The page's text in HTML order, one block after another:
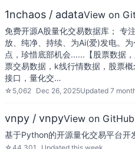
1nchaos / adataView on
免费开源A股量化交易数据库； 专
放、纯净、持续、为Ai(爱)发电。
点，珍惜底部机会......【股票数据
票交易数据，k线行情数据，股票
接口，量化交…
☆ 5,062 Dec 26, 2025Updated 7
vnpy / vnpyView on GitHub
基于Python的开源量化交易平台开